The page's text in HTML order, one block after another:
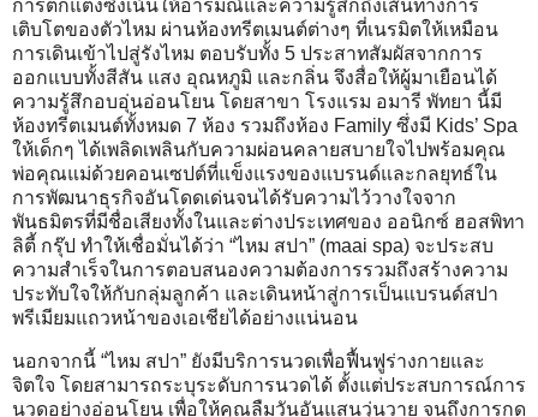
การตกแต่งซึ่งเน้นให้อารมณ์และความรู้สึกถึงเส้นทางการ
เติบโตของตัวไหม ผ่านห้องทรีตเมนต์ต่างๆ ที่เนรมิตให้เหมือน
การเดินเข้าไปสู่รังไหม ตอบรับทั้ง 5 ประสาทสัมผัสจากการ
ออกแบบทั้งสีสัน แสง อุณหภูมิ และกลิ่น จึงสื่อให้ผู้มาเยือนได้
ความรู้สึกอบอุ่นอ่อนโยน โดยสาขา โรงแรม อมารี พัทยา นี้มี
ห้องทรีตเมนต์ทั้งหมด 7 ห้อง รวมถึงห้อง Family ซึ่งมี Kids’ Spa
ให้เด็กๆ ได้เพลิดเพลินกับความผ่อนคลายสบายใจไปพร้อมคุณ
พ่อคุณแม่ด้วยคอนเซปต์ที่แข็งแรงของแบรนด์และกลยุทธ์ใน
การพัฒนาธุรกิจอันโดดเด่นจนได้รับความไว้วางใจจาก
พันธมิตรที่มีชื่อเสียงทั้งในและต่างประเทศของ ออนิกซ์ ฮอสพิทา
ลิตี้ กรุ๊ป ทำให้เชื่อมั่นได้ว่า “ไหม สปา” (maai spa) จะประสบ
ความสำเร็จในการตอบสนองความต้องการรวมถึงสร้างความ
ประทับใจให้กับกลุ่มลูกค้า และเดินหน้าสู่การเป็นแบรนด์สปา
พรีเมียมแถวหน้าของเอเชียได้อย่างแน่นอน
นอกจากนี้ “ไหม สปา” ยังมีบริการนวดเพื่อฟื้นฟูร่างกายและ
จิตใจ โดยสามารถระบุระดับการนวดได้ ตั้งแต่ประสบการณ์การ
นวดอย่างอ่อนโยน เพื่อให้คุณลืมวันอันแสนวุ่นวาย จนถึงการกด